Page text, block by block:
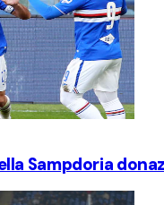
Sampdoria